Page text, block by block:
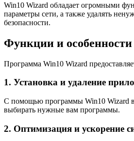
Win10 Wizard обладает огромными
параметры сети, а также удалять
безопасности.
Функции и особенности
Программа Win10 Wizard
1. Установка и удаление
С помощью программы Win10 Wizard
выбирать нужные вам программы.
2. Оптимизация и ускорение